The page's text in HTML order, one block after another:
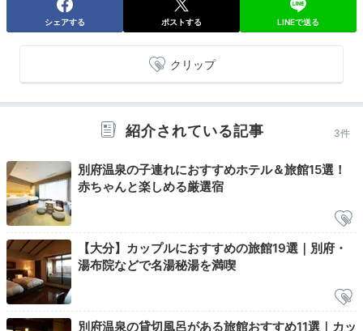
お酒を片手に
夜景を楽しむ
宿からの眺望(夜)
夜18時から21時は、
ム宿泊者限定のラウンジ
に。窓の外には別府市街のきら
めく夜景が広がり、ロマンチックな雰囲気に浸れます。
シェアする ポストする LINEで送る
クリップ
紹介されている記事 3件
別府温泉の子連れにおすすめホテル＆旅館15選！
赤ちゃんと楽しめる厳選宿
【大分】カップルにおすすめの旅館19選｜別府・
湯布院などで名湯秘湯を満喫
別府温泉の貸切風呂がある旅館おすすめ11選｜カッ